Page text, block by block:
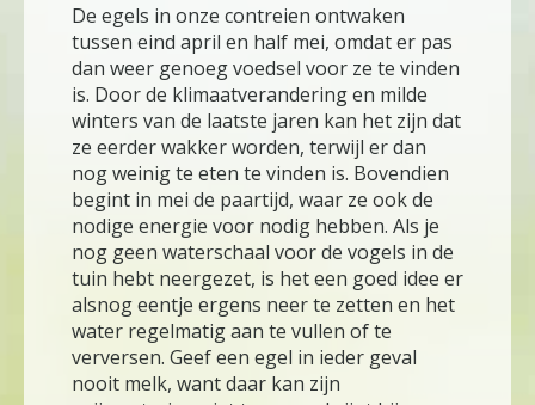
De egels in onze contreien ontwaken
tussen eind april en half mei, omdat er pas
dan weer genoeg voedsel voor ze te vinden
is. Door de klimaatverandering en milde
winters van de laatste jaren kan het zijn dat
ze eerder wakker worden, terwijl er dan
nog weinig te eten te vinden is. Bovendien
begint in mei de paartijd, waar ze ook de
nodige energie voor nodig hebben. Als je
nog geen waterschaal voor de vogels in de
tuin hebt neergezet, is het een goed idee er
alsnog eentje ergens neer te zetten en het
water regelmatig aan te vullen of te
verversen. Geef een egel in ieder geval
nooit melk, want daar kan zijn